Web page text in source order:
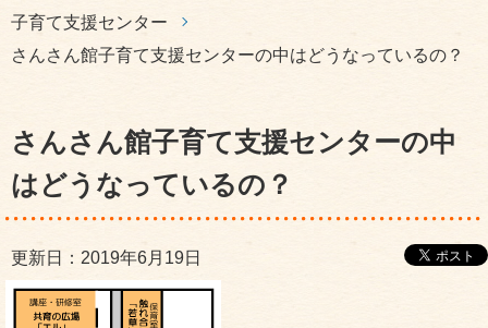
子育て支援センター
さんさん館子育て支援センターの中はどうなっているの？
さんさん館子育て支援センターの中
はどうなっているの？
更新日：2019年6月19日